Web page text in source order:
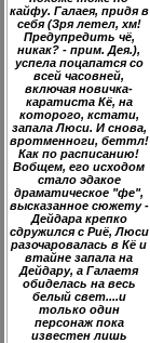
кайфу. Галаея, придя в
себя (Зря летел, хм!
Предупредить чё,
никак? - прим. Дея.),
успела поцапатся со
всей часовней,
включая новичка-
каратиста Кё, на
которого, кстати,
запала Люси. И снова,
вротменноги, беттл!
Как по расписанию!
Вобщем, его исходом
стало эдакое
драматическое "фе",
высказанное сюжету -
Дейдара крепко
сдружился с Риё, Люси
разочаровалась в Кё и
втайне запала на
Дейдару, а Галаетя
обиделась на весь
белый свет....и
только один
персонаж пока
известен лишь